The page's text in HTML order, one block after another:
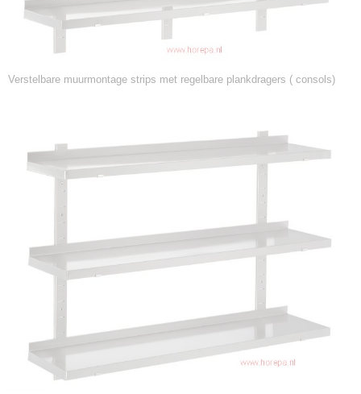
Verstelbare muurmontage strips met regelbare plankdragers ( consols)